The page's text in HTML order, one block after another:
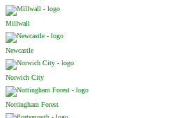
Millwall
Newcastle
Norwich City
Nottingham Forest